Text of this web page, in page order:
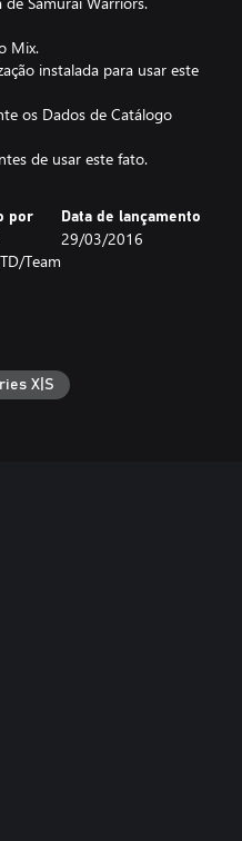
Mix.
instalada para usar este
os Dados de Catálogo
de usar este fato.
por
Team
Data de lançamento
29/03/2016
X|S